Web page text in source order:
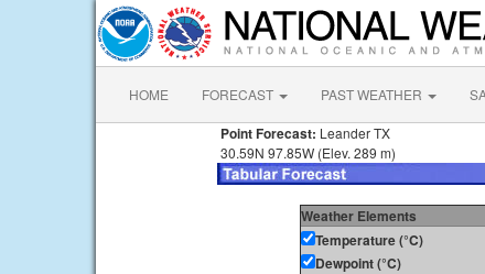
HOME FORECAST PAST WEATHER
Point Forecast: Leander TX
30.59N 97.85W (Elev. 289 m)
Weather Elements
Temperature (°C)
Dewpoint (°C)